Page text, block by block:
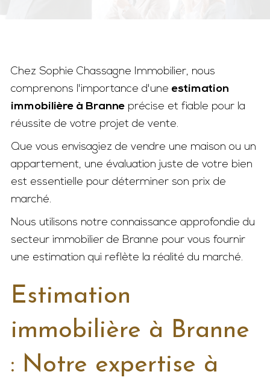
Chez Sophie Chassagne Immobilier, nous
comprenons l'importance d'une estimation
immobilière à Branne précise et fiable pour la
réussite de votre projet de vente.
Que vous envisagiez de vendre une maison ou un
appartement, une évaluation juste de votre bien
est essentielle pour déterminer son prix de
marché.
Nous utilisons notre connaissance approfondie du
secteur immobilier de Branne pour vous fournir
une estimation qui reflète la réalité du marché.
Estimation
immobilière à Branne
: Notre expertise à